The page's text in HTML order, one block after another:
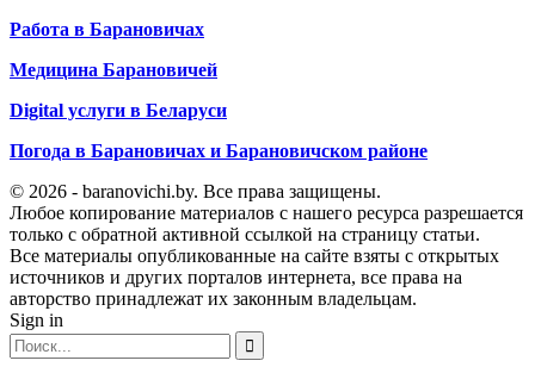
Работа в Барановичах
Медицина Барановичей
Digital услуги в Беларуси
Погода в Барановичах и Барановичском районе
© 2026 - baranovichi.by. Все права защищены.
Любое копирование материалов с нашего ресурса разрешается
только с обратной активной ссылкой на страницу статьи.
Все материалы опубликованные на сайте взяты с открытых
источников и других порталов интернета, все права на
авторство принадлежат их законным владельцам.
Sign in